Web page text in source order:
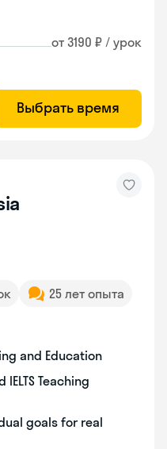
от 3190 ₽ / урок
Выбрать время
25 лет опыта
and Education
IELTS Teaching
goals for real